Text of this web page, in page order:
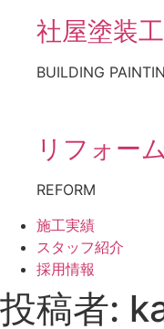
社屋塗装
BUILDING
リフォーム
REFORM
施工実績
スタッフ紹介
採用情報
投稿者: